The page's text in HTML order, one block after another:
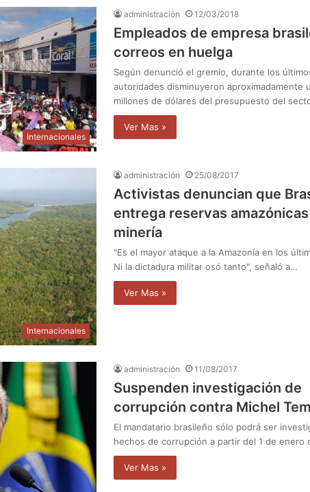
Internacionales
administración 12/03/2018
Empleados de empresa
correos en huelga
Según denunció el gremio, durante los
autoridades disminuyeron aproximadamente
millones de dólares del presupuesto del
Ver Mas »
Internacionales
administración 25/08/2017
Activistas denuncian que
entrega reservas amazónicas
minería
"Es el mayor ataque a la Amazonía en los
Ni la dictadura militar osó tanto", señaló a…
Ver Mas »
administración 11/08/2017
Suspenden investigación de
corrupción contra Michel
El mandatario brasileño sólo podrá ser
hechos de corrupción a partir del 1 de enero
Ver Mas »